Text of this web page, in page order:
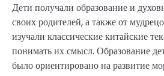
Дети получали образование и
своих родителей, а также от
изучали классические китайские
понимать их смысл. Образование
было ориентировано на развитие